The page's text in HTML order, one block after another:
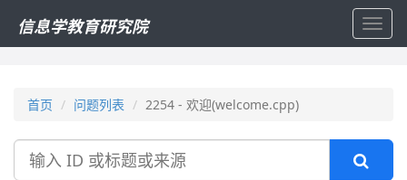
信息学教育研究院
首页 问题列表 2254 - 欢迎(welcome.cpp)
搜